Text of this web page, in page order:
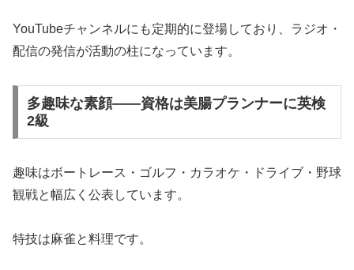
YouTubeチャンネルにも定期的に登場しており、ラジオ・
配信の発信が活動の柱になっています。
多趣味な素顔――資格は美腸プランナーに英検
2級
趣味はボートレース・ゴルフ・カラオケ・ドライブ・野球
観戦と幅広く公表しています。
特技は麻雀と料理です。